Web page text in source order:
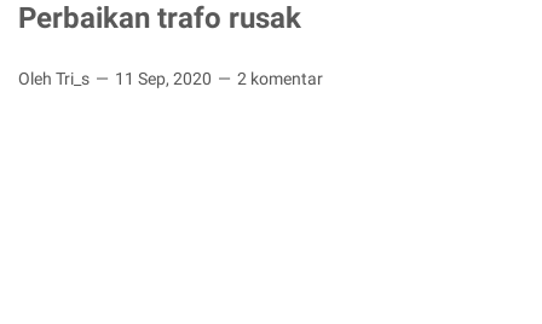
Perbaikan trafo rusak
Oleh Tri_s 11 Sep, 2020 2 komentar